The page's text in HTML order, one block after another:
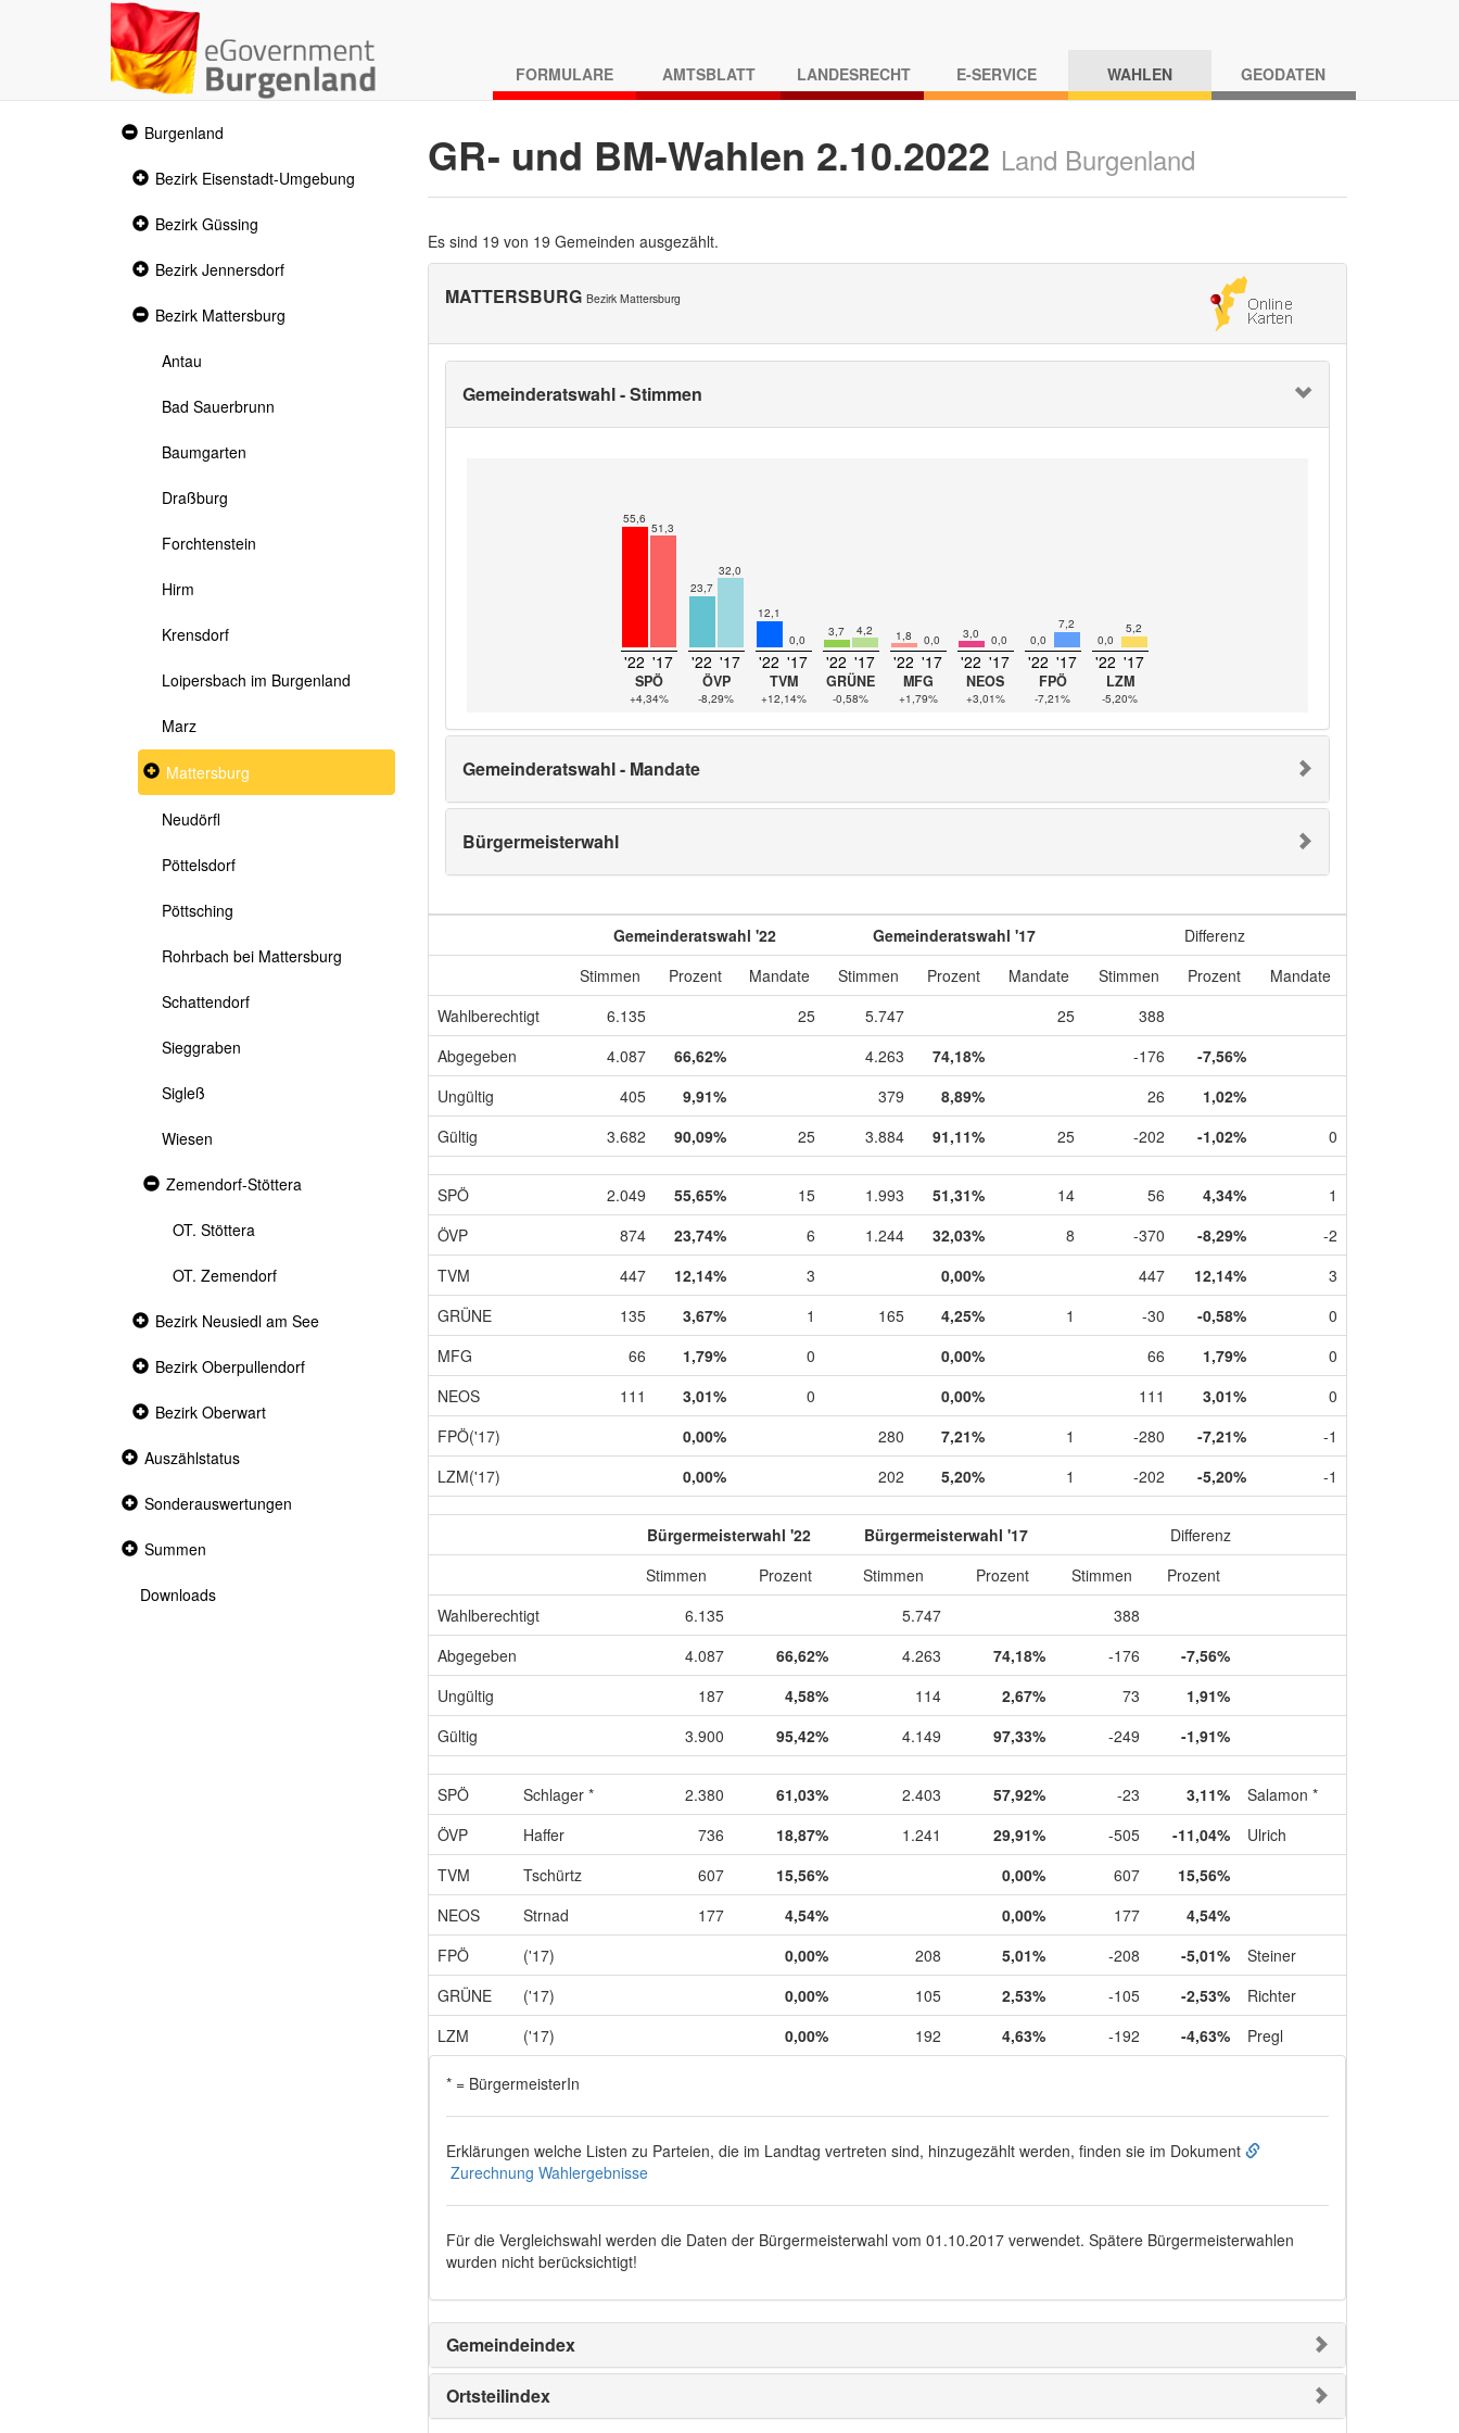
FORMULARE AMTSBLATT LANDESRECHT E-SERVICE WAHLEN GEODATEN
Expanded
section
Burgenland
Collapsed
Bezirk Eisenstadt-Umgebung
Collapsed
Bezirk Güssing
Collapsed
Bezirk Jennersdorf
Expanded
Bezirk Mattersburg
Antau
Bad Sauerbrunn
Baumgarten
Draßburg
Forchtenstein
Hirm
Krensdorf
Loipersbach im Burgenland
Marz
Collapsed
section
Mattersburg
Neudörfl
Pöttelsdorf
Pöttsching
Rohrbach bei Mattersburg
Schattendorf
Sieggraben
Sigleß
Wiesen
Expanded
Zemendorf-Stöttera
OT. Stöttera
OT. Zemendorf
Collapsed
Bezirk Neusiedl am See
Collapsed
Bezirk Oberpullendorf
Collapsed
Bezirk Oberwart
Collapsed
Auszählstatus
Collapsed
Sonderauswertungen
Collapsed
Summen
Downloads
GR- und BM-Wahlen 2.10.2022 Land Burgenland
Es sind 19 von 19 Gemeinden ausgezählt.
MATTERSBURG Bezirk Mattersburg
Gemeinderatswahl - Stimmen
55,6
51,3
'22 '17
SPÖ
+4,34%
23,7
32,0
'22 '17
ÖVP
-8,29%
12,1
0,0
'22 '17
TVM
+12,14%
3,7 4,2
'22 '17
GRÜNE
-0,58%
1,8 0,0
'22 '17
MFG
+1,79%
3,0 0,0
'22 '17
NEOS
+3,01%
0,0
7,2
'22 '17
FPÖ
-7,21%
0,0
5,2
'22 '17
LZM
-5,20%
Gemeinderatswahl - Mandate
Bürgermeisterwahl
Gemeinderatswahl '22 Gemeinderatswahl '17
Differenz
Stimmen
Prozent Mandate Stimmen Prozent Mandate Stimmen Prozent
Mandate
Wahlberechtigt
6.135 25 5.747 25
388
Abgegeben
4.087 66,62% 4.263 74,18% -176
-7,56%
Ungültig
405 9,91% 379 8,89% 26
1,02%
Gültig
3.682 90,09% 25 3.884 91,11% 25 -202 -1,02% 0
SPÖ 2.049 55,65% 15 1.993 51,31% 14 56 4,34%
1
ÖVP
874 23,74% 6 1.244 32,03% 8 -370 -8,29%
-2
TVM
447 12,14% 3 0,00% 447 12,14%
3
GRÜNE
135 3,67% 1 165 4,25% 1 -30 -0,58%
0
MFG
66 1,79% 0 0,00% 66 1,79%
0
NEOS
111 3,01% 0 0,00% 111 3,01%
0
FPÖ('17)
0,00% 280 7,21% 1 -280 -7,21%
-1
LZM('17)
0,00% 202 5,20% 1 -202 -5,20% -1
Bürgermeisterwahl '22 Bürgermeisterwahl '17
Differenz
Stimmen
Prozent Stimmen Prozent Stimmen
Prozent
Wahlberechtigt
6.135 5.747
388
Abgegeben
4.087 66,62% 4.263 74,18% -176
-7,56%
Ungültig
187 4,58% 114 2,67% 73
1,91%
Gültig
3.900 95,42% 4.149 97,33% -249 -1,91%
SPÖ Schlager * 2.380 61,03% 2.403 57,92% -23 3,11%
Salamon *
ÖVP
Haffer 736 18,87% 1.241 29,91% -505 -11,04%
Ulrich
TVM
Tschürtz 607 15,56% 0,00% 607
15,56%
NEOS
Strnad 177 4,54% 0,00% 177
4,54%
FPÖ
('17) 0,00% 208 5,01% -208 -5,01%
Steiner
GRÜNE
('17) 0,00% 105 2,53% -105 -2,53%
Richter
LZM
('17) 0,00% 192 4,63% -192 -4,63% Pregl
* = BürgermeisterIn
Erklärungen welche Listen zu Parteien, die im Landtag vertreten sind, hinzugezählt werden, finden sie im Dokument
Zurechnung Wahlergebnisse
Für die Vergleichswahl werden die Daten der Bürgermeisterwahl vom 01.10.2017 verwendet. Spätere Bürgermeisterwahlen
wurden nicht berücksichtigt!
Gemeindeindex
Ortsteilindex